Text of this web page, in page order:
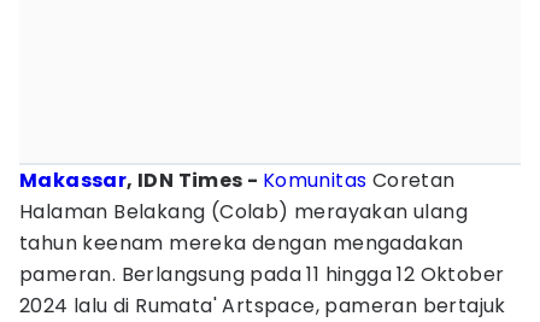
Makassar, IDN Times - Komunitas Coretan
Halaman Belakang (Colab) merayakan ulang
tahun keenam mereka dengan mengadakan
pameran. Berlangsung pada 11 hingga 12 Oktober
2024 lalu di Rumata' Artspace, pameran bertajuk